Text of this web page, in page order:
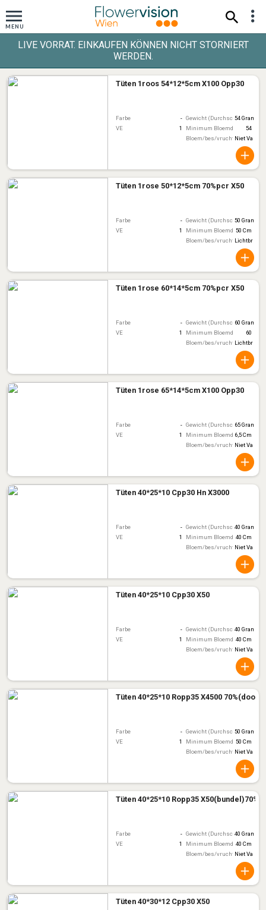
LIVE VORRAT. EINKAUFEN KÖNNEN NICHT STORNIERT
WERDEN.
Tüten 1roos 54*12*5cm X100 Opp30
Farbe - Gewicht (Durchschnitt)
54 Gram
VE
1 Minimum Bloemdiameter
54
Bloem/bes/vruchtkleur
Niet Van
Tüten 1rose 50*12*5cm 70%pcr X50
Farbe - Gewicht (Durchschnitt)
50 Gram
VE
1 Minimum Bloemdiameter
50 Cm
Bloem/bes/vruchtkleurLichtbruin
Tüten 1rose 60*14*5cm 70%pcr X50
Farbe - Gewicht (Durchschnitt)
60 Gram
VE
1 Minimum Bloemdiameter
60
Bloem/bes/vruchtkleurLichtbruin
Tüten 1rose 65*14*5cm X100 Opp30
Farbe - Gewicht (Durchschnitt)
65 Gram
VE
1 Minimum Bloemdiameter
6,5 Cm
Bloem/bes/vruchtkleur
Niet Van
Tüten 40*25*10 Cpp30 Hn X3000
Farbe - Gewicht (Durchschnitt)
40 Gram
VE
1 Minimum Bloemdiameter
40 Cm
Bloem/bes/vruchtkleur
Niet Van
Tüten 40*25*10 Cpp30 X50
Farbe - Gewicht (Durchschnitt)
40 Gram
VE
1 Minimum Bloemdiameter
40 Cm
Bloem/bes/vruchtkleur
Niet Van
Tüten 40*25*10 Ropp35 X4500 70%(doos)
Farbe - Gewicht (Durchschnitt)
50 Gram
VE
1 Minimum Bloemdiameter
50 Cm
Bloem/bes/vruchtkleur
Niet Van
Tüten 40*25*10 Ropp35 X50(bundel)70%
Farbe - Gewicht (Durchschnitt)
40 Gram
VE
1 Minimum Bloemdiameter
40 Cm
Bloem/bes/vruchtkleur
Niet Van
Tüten 40*30*12 Cpp30 X50